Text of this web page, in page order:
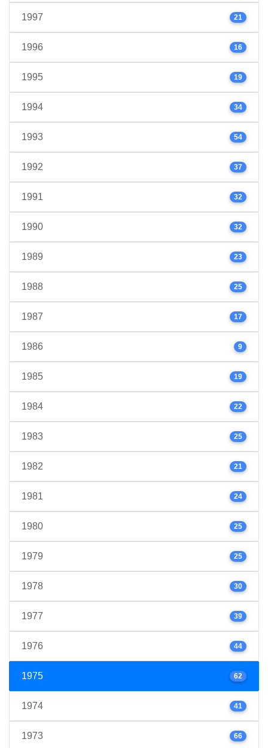
1997 21
1996 16
1995 19
1994 34
1993 54
1992 37
1991 32
1990 32
1989 23
1988 25
1987 17
1986 9
1985 19
1984 22
1983 25
1982 21
1981 24
1980 25
1979 25
1978 30
1977 39
1976 44
1975 62
1974 41
1973 66